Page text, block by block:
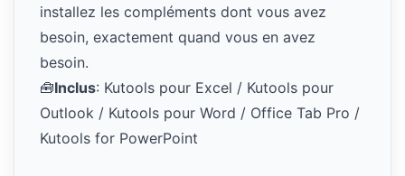
installez les compléments dont vous avez
besoin, exactement quand vous en avez
besoin.
🧰Inclus: Kutools pour Excel / Kutools pour
Outlook / Kutools pour Word / Office Tab Pro /
Kutools for PowerPoint